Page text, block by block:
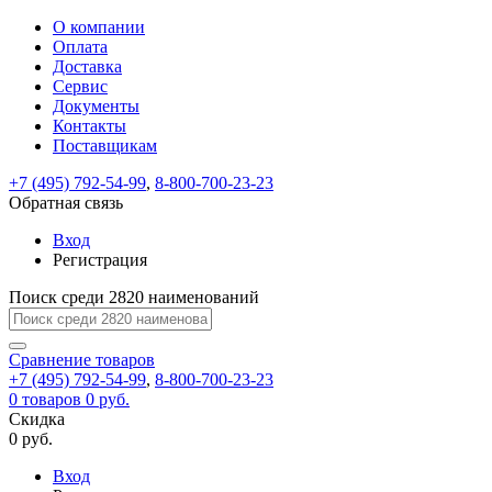
ВходРегистрация
test@example.com
отправлена
по
ней
завершения
регистрации.
Ок
Запомнить
меня
Забыли
Восстановление
пароля
Заполните
форму.
Мы
отправим
ссылку
указанный
электронный
перейдя
по
которой
вы
задать
На
вашу
почту
test@test.ru
ссылка.
Перейдите
по
для
смены
пароля.
Введите
новый
пароль
Сменить
Пароль
успешно
восстановлен
Обратная
связь
Сообщение
пользовательского
сообщение
успешно
отправлено.
О компании
Оплата
Доставка
Сервис
Документы
Контакты
Поставщикам
+7 (495) 792-54-99, 8-800-700-23-23
Обратная связь
Вход
Регистрация
Поиск среди 2820 наименований
Сравнение товаров
+7 (495) 792-54-99, 8-800-700-23-23
0 товаров 0 руб.
Скидка
0 руб.
Вход